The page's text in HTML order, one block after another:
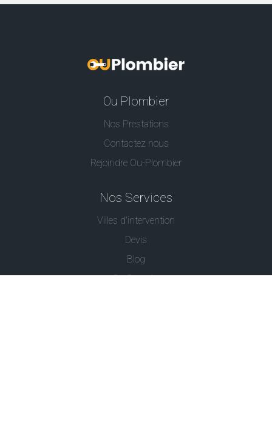
Ou Plombier
Nos Prestations
Contactez nous
Rejoindre Ou-Plombier
Nos Services
Villes d'intervention
Devis
Blog
Ou Serrurier